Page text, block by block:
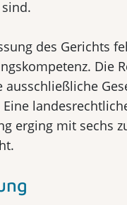
des Gerichts
Die
Eine
erging mit sechs